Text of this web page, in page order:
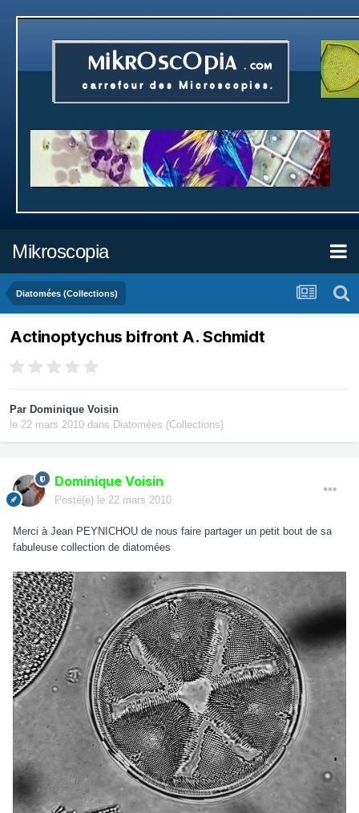
Mikroscopia
Diatomées (Collections)
Actinoptychus bifront A. Schmidt
Par Dominique Voisin
le 22 mars 2010 dans Diatomées (Collections)
Dominique Voisin
Posté(e) le 22 mars 2010
Merci à Jean PEYNICHOU de nous faire partager un petit bout de sa
fabuleuse collection de diatomées